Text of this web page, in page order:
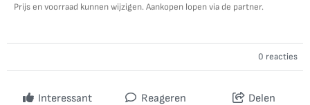
Prijs en voorraad kunnen wijzigen. Aankopen lopen via de partner.
0 reacties
Interessant Reageren Delen